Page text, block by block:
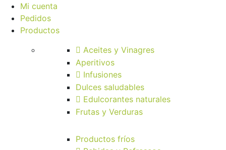
Mi cuenta
Pedidos
Productos
Aceites y Vinagres
Aperitivos
Infusiones
Dulces saludables
Edulcorantes naturales
Frutas y Verduras
Productos fríos